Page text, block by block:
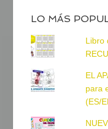
LO MÁS
Libro
EL
para
(ES/